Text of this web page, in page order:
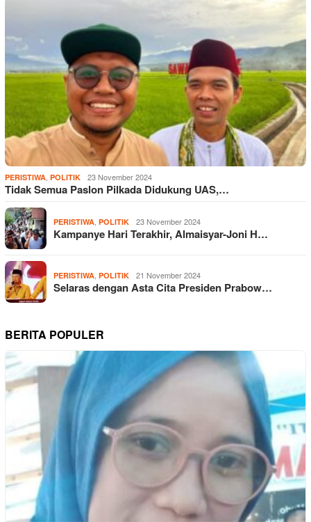
PERISTIWA, POLITIK 23 November 2024
Tidak Semua Paslon Pilkada Didukung UAS,…
PERISTIWA, POLITIK 23 November 2024
Kampanye Hari Terakhir, Almaisyar-Joni H…
PERISTIWA, POLITIK 21 November 2024
Selaras dengan Asta Cita Presiden Prabow…
BERITA POPULER